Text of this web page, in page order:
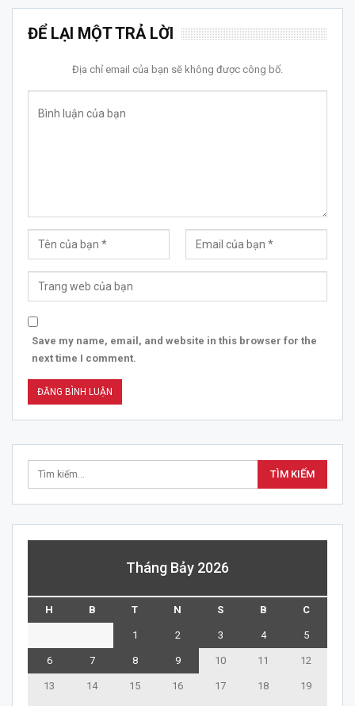
ĐỂ LẠI MỘT TRẢ LỜI
Địa chỉ email của bạn sẽ không được công bố.
Save my name, email, and website in this browser for the
next time I comment.
Tháng Bảy 2026
H B T N S B C
1 2 3 4 5
6 7 8 9 10 11 12
13 14 15 16 17 18 19